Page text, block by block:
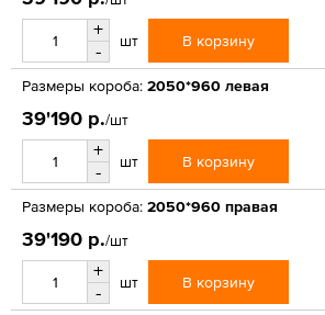
+
-
шт В корзину
Размеры короба: 2050*960 левая
39'190 р./шт
+
-
шт В корзину
Размеры короба: 2050*960 правая
39'190 р./шт
+
-
шт В корзину